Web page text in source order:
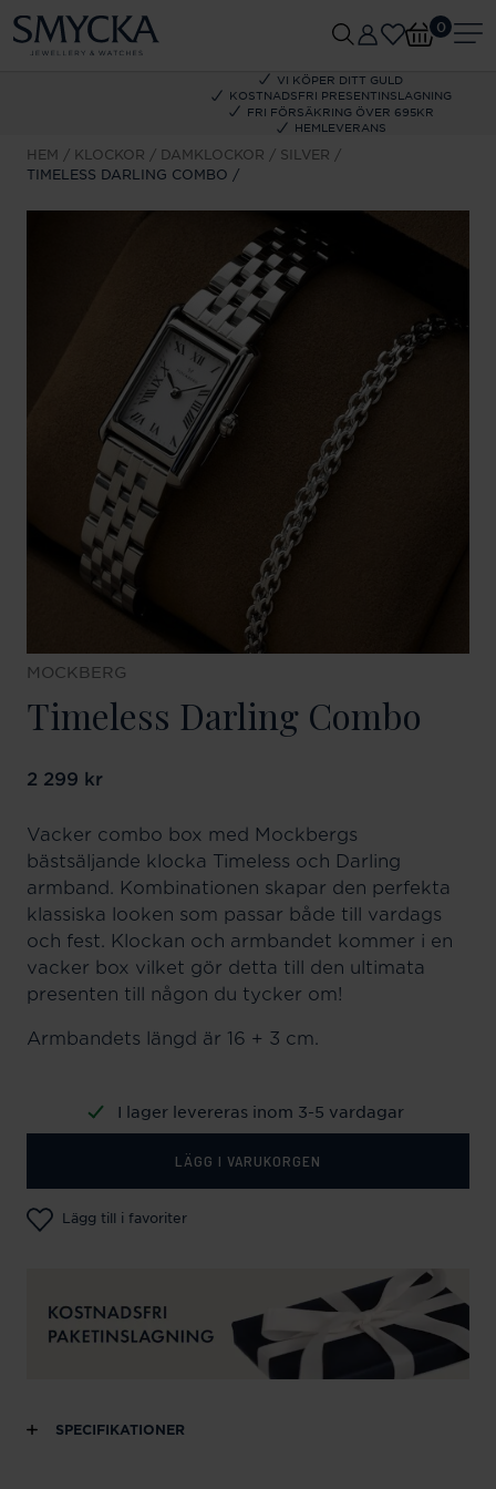
VI KÖPER DITT GULD
KOSTNADSFRI PRESENTINSLAGNING
FRI FÖRSÄKRING ÖVER 695KR
HEMLEVERANS
0
HEM KLOCKOR DAMKLOCKOR
SILVER
TIMELESS DARLING COMBO
MOCKBERG
Timeless Darling Combo
Pris:2 299 kr
2 299 kr
Vacker combo box med Mockbergs
bästsäljande klocka Timeless och Darling
armband. Kombinationen skapar den perfekta
klassiska looken som passar både till vardags
och fest. Klockan och armbandet kommer i en
vacker box vilket gör detta till den ultimata
presenten till någon du tycker om!
Armbandets längd är 16 + 3 cm.
I lager levereras inom 3-5 vardagar
LÄGG I VARUKORGEN
Lägg till i favoriter
SPECIFIKATIONER